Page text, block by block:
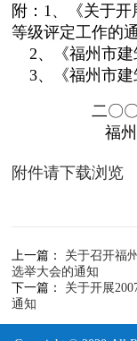
附：1、《关于开
等级评定工作的
2、《福州市建
3、《福州市建
二〇〇八
福州市
附件请下载浏览
上一篇：
关于召开福
选举大会的通知
下一篇：
关于开展
通知